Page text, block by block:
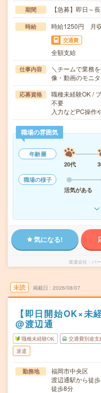
期間 【急募】即日～
時給 時給1250円 月
交通費
全額支給
仕事内容
＼チームで業務
像・動画のモニ
応募資格
職種未経験OK /
不要
入力などPC操作
職場の雰囲気
年齢層
20代
職場の様子
活気がある
気になる!
派遣会社 パ
未読 掲載日 2026/08/07
【即日開始OK×未
@渡辺通
職種未経験OK 交通費別途支
派遣
勤務地
福岡市中央区
渡辺通駅から徒
徒歩8分